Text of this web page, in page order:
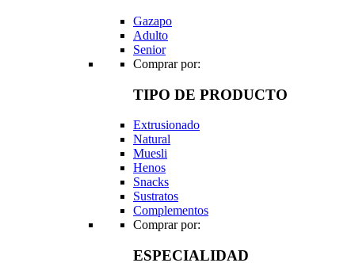
Gazapo
Adulto
Senior
Comprar por:
TIPO DE PRODUCTO
Extrusionado
Natural
Muesli
Henos
Snacks
Sustratos
Complementos
Comprar por:
ESPECIALIDAD